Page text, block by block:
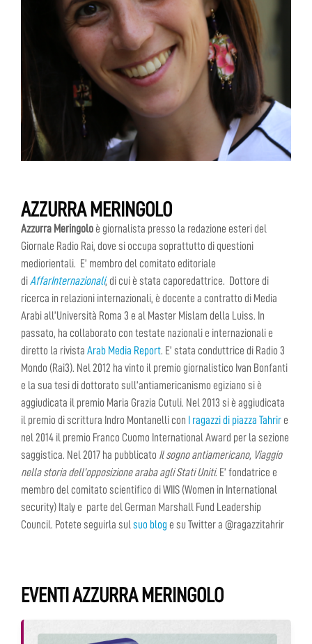
AZZURRA MERINGOLO
Azzurra Meringoloè giornalista presso la redazione esteri del
Giornale Radio Rai, dove si occupa soprattutto di questioni
mediorientali. E’ membro del comitato editoriale
diAffarInternazionali, di cui è stata caporedattrice. Dottore di
ricerca in relazioni internazionali, è docente a contratto di Media
Arabi all’Università Roma 3 e al Master Mislam della Luiss. In
passato, ha collaborato con testate nazionali e internazionali e
diretto la rivista Arab Media Report. E’ stata conduttrice di Radio 3
Mondo (Rai3). Nel 2012 ha vinto il premio giornalistico Ivan Bonfanti
e la sua tesi di dottorato sull’antiamericanismo egiziano si è
aggiudicata il premio Maria Grazia Cutuli. Nel 2013 si è aggiudicata
il premio di scrittura Indro Montanelli con I ragazzi di piazza Tahrire
nel 2014 il premio Franco Cuomo International Award per la sezione
saggistica. Nel 2017 ha pubblicato Il sogno antiamericano, Viaggio
nella storia dell’opposizione araba agli Stati Uniti. E’ fondatrice e
membro del comitato scientifico di WIIS (Women in International
security) Italy e parte del German Marshall Fund Leadership
Council. Potete seguirla sul suo blog e su Twitter a @ragazzitahrir
EVENTI AZZURRA MERINGOLO